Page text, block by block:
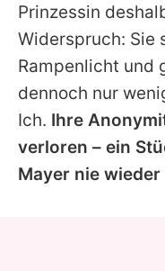
Prinzessin
Widerspruch: Sie
Rampenlicht und
dennoch nur
Ich. Ihre
verloren – ein
Mayer nie